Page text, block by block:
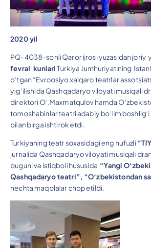
2020 yil
PQ-4038-sonli Qaror ijrosi yuzasidan joriy
fevral kunlariTurkiya Jumhuriyatining
o‘tgan “Evroosiyo xalqaro teatrlar
yig‘ilishida Qashqadaryo viloyati musiqali
direktori O‘.Maxmatqulov hamda
tomoshabinlar teatri adabiy bo‘lim
bilan birga ishtirok etdi.
Turkiyaning teatr soxasidagi eng nufuzli
jurnalida Qashqadaryo viloyati musiqali
buguni va istiqboli hususida “Yangi
Qashqadaryo teatri”, “O‘zbekistondan
nechta maqolalar chop etildi.